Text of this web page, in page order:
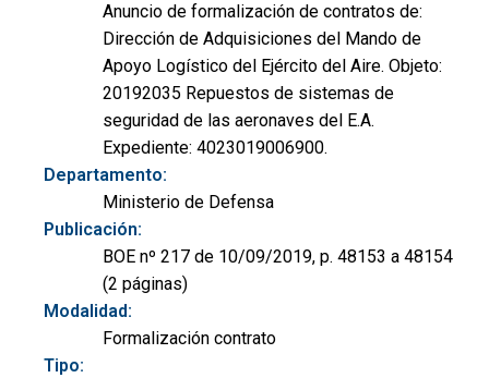
Anuncio de formalización de contratos de:
Dirección de Adquisiciones del Mando de
Apoyo Logístico del Ejército del Aire. Objeto:
20192035 Repuestos de sistemas de
seguridad de las aeronaves del E.A.
Expediente: 4023019006900.
Departamento:
Ministerio de Defensa
Publicación:
BOE nº 217 de 10/09/2019, p. 48153 a 48154
(2 páginas)
Modalidad:
Formalización contrato
Tipo: